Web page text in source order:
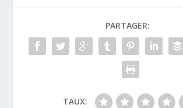
PARTAGER:
TAUX: